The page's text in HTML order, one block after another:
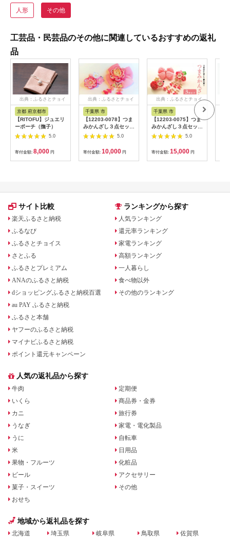
人形 その他
工芸品・民芸品のその他に関連しているおすすめの返礼
品
出典：ふるさとチョイ
ス
京都 府京都市
【RITOFU】ジュエリ
ーポーチ（撫子）
5.0
寄付金額: 8,000 円
出典：ふるさとチョイ
ス
千葉県 市
【12203-0078】つま
みかんざし３点セット
＜ピンク＞
5.0
寄付金額: 10,000 円
出典：ふるさとチョイ
千葉県 市
【12203-0075】つま
みかんざし３点セット
＜パステルピンク＞
5.0
寄付金額: 15,000 円
サイト比較
楽天ふるさと納税
ふるなび
ふるさとチョイス
さとふる
ふるさとプレミアム
ANAのふるさと納税
dショッピングふるさと納税百選
au PAY ふるさと納税
ふるさと本舗
ヤフーのふるさと納税
マイナビふるさと納税
ポイント還元キャンペーン
ランキングから探す
人気ランキング
還元率ランキング
家電ランキング
高額ランキング
一人暮らし
食べ物以外
その他のランキング
人気の返礼品から探す
牛肉
いくら
カニ
うなぎ
うに
米
果物・フルーツ
ビール
菓子・スイーツ
おせち
定期便
商品券・金券
旅行券
家電・電化製品
自転車
日用品
化粧品
アクセサリー
その他
地域から返礼品を探す
北海道 埼玉県 岐阜県 鳥取県 佐賀県